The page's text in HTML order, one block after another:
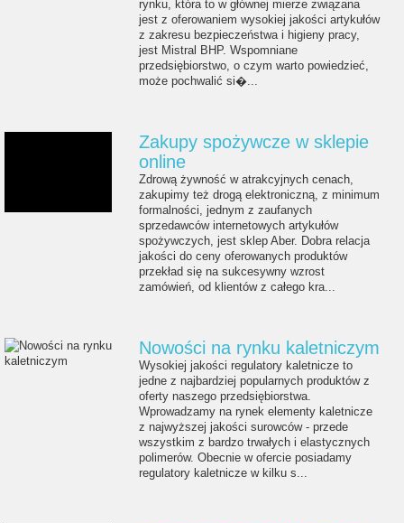
rynku, która to w głównej mierze związana
jest z oferowaniem wysokiej jakości artykułów
z zakresu bezpieczeństwa i higieny pracy,
jest Mistral BHP. Wspomniane
przedsiębiorstwo, o czym warto powiedzieć,
może pochwalić si�...
Zakupy spożywcze w sklepie
online
Zdrową żywność w atrakcyjnych cenach,
zakupimy też drogą elektroniczną, z minimum
formalności, jednym z zaufanych
sprzedawców internetowych artykułów
spożywczych, jest sklep Aber. Dobra relacja
jakości do ceny oferowanych produktów
przekład się na sukcesywny wzrost
zamówień, od klientów z całego kra...
Nowości na rynku kaletniczym
Wysokiej jakości regulatory kaletnicze to
jedne z najbardziej popularnych produktów z
oferty naszego przedsiębiorstwa.
Wprowadzamy na rynek elementy kaletnicze
z najwyższej jakości surowców - przede
wszystkim z bardzo trwałych i elastycznych
polimerów. Obecnie w ofercie posiadamy
regulatory kaletnicze w kilku s...